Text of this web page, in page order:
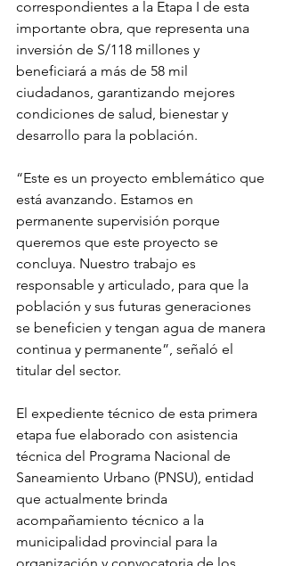
correspondientes a la Etapa I de esta
importante obra, que representa una
inversión de S/118 millones y
beneficiará a más de 58 mil
ciudadanos, garantizando mejores
condiciones de salud, bienestar y
desarrollo para la población.
“Este es un proyecto emblemático que
está avanzando. Estamos en
permanente supervisión porque
queremos que este proyecto se
concluya. Nuestro trabajo es
responsable y articulado, para que la
población y sus futuras generaciones
se beneficien y tengan agua de manera
continua y permanente”, señaló el
titular del sector.
El expediente técnico de esta primera
etapa fue elaborado con asistencia
técnica del Programa Nacional de
Saneamiento Urbano (PNSU), entidad
que actualmente brinda
acompañamiento técnico a la
municipalidad provincial para la